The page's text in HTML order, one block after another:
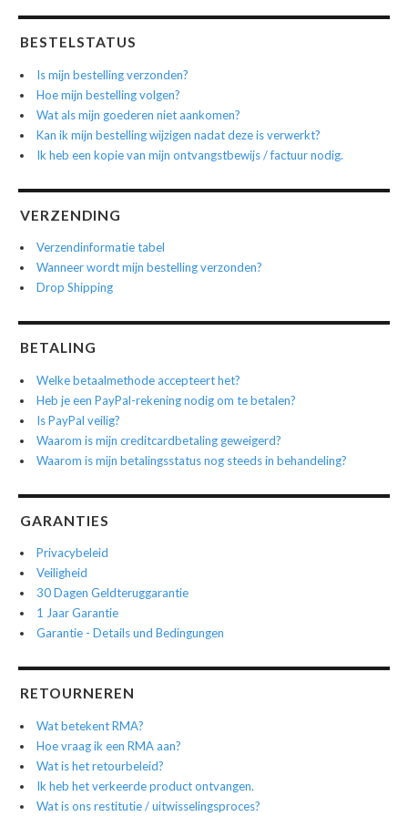
BESTELSTATUS
Is mijn bestelling verzonden?
Hoe mijn bestelling volgen?
Wat als mijn goederen niet aankomen?
Kan ik mijn bestelling wijzigen nadat deze is verwerkt?
Ik heb een kopie van mijn ontvangstbewijs / factuur nodig.
VERZENDING
Verzendinformatie tabel
Wanneer wordt mijn bestelling verzonden?
Drop Shipping
BETALING
Welke betaalmethode accepteert het?
Heb je een PayPal-rekening nodig om te betalen?
Is PayPal veilig?
Waarom is mijn creditcardbetaling geweigerd?
Waarom is mijn betalingsstatus nog steeds in behandeling?
GARANTIES
Privacybeleid
Veiligheid
30 Dagen Geldteruggarantie
1 Jaar Garantie
Garantie - Details und Bedingungen
RETOURNEREN
Wat betekent RMA?
Hoe vraag ik een RMA aan?
Wat is het retourbeleid?
Ik heb het verkeerde product ontvangen.
Wat is ons restitutie / uitwisselingsproces?